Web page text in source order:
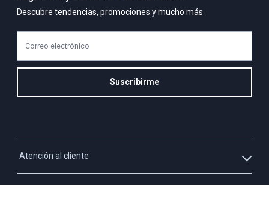
Atención al cliente
Whatsapp
Descubre tendencias, promociones y mucho más
Correo electrónico
Suscribirme